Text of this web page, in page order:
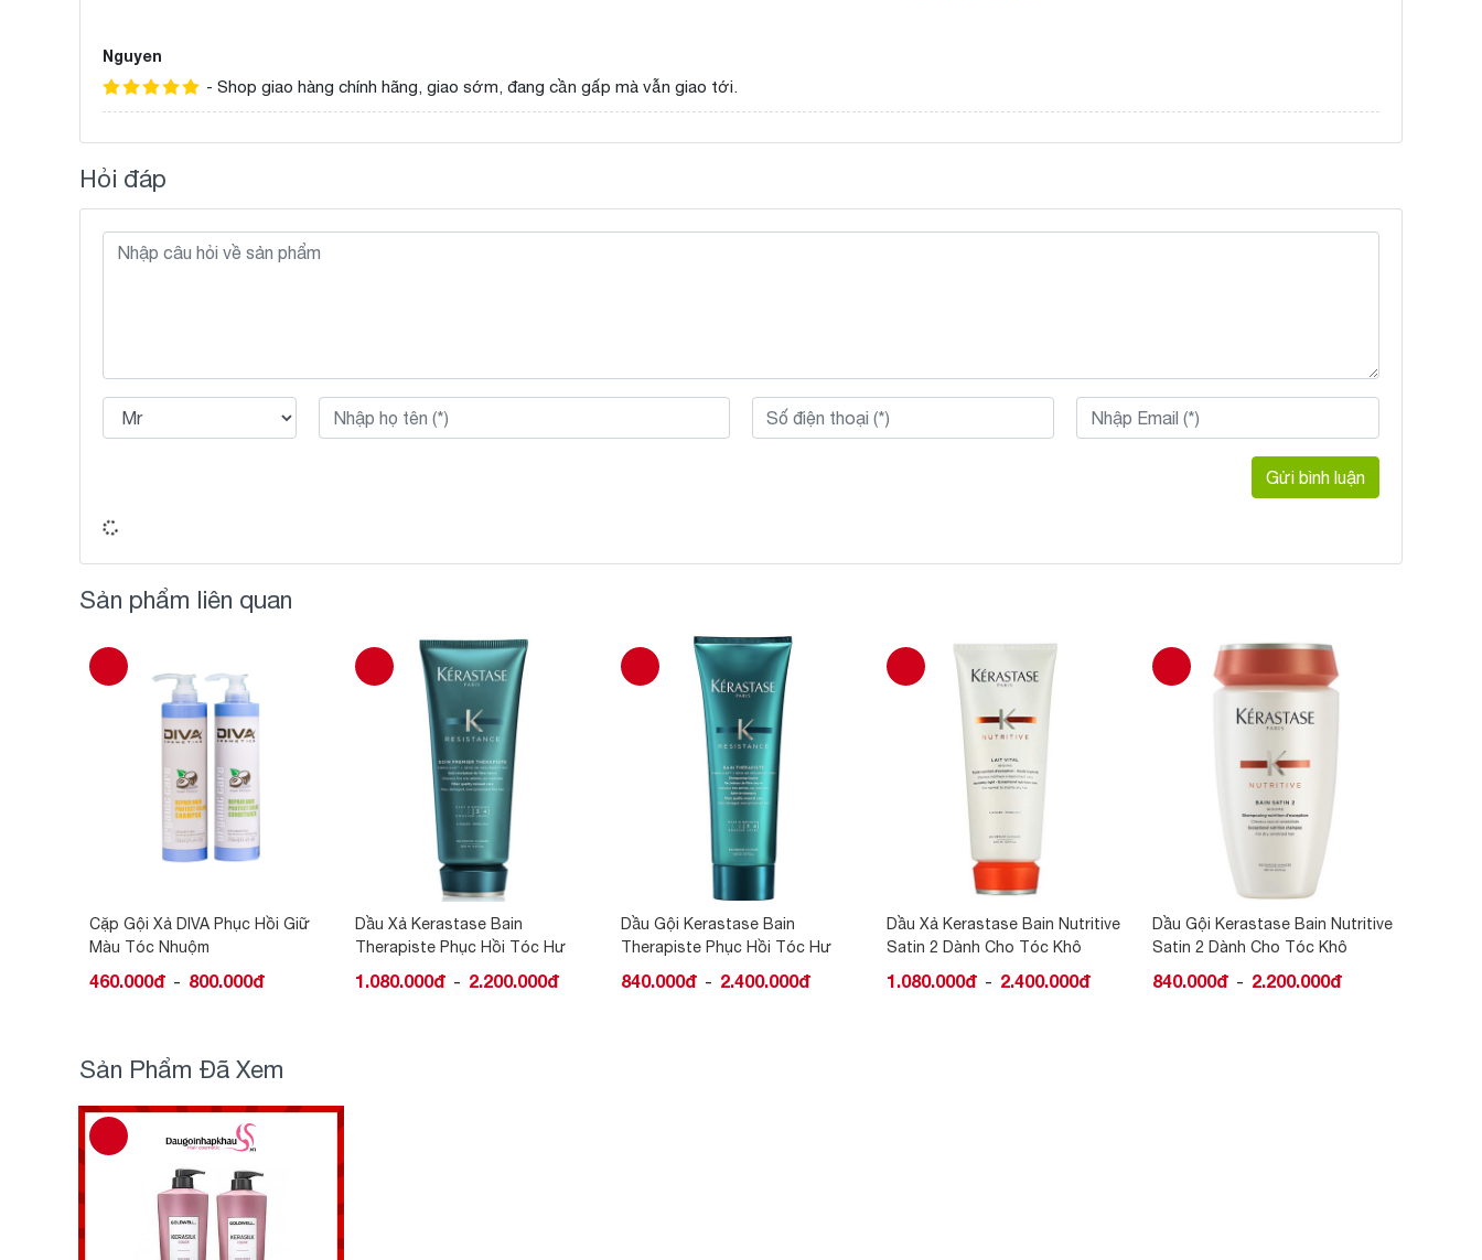
Nguyen
- Shop giao hàng chính hãng, giao sớm, đang cần gấp mà vẫn giao tới.
Hỏi đáp
Gửi bình luận
Sản phẩm liên quan
Dầu Xả Kerastase Bain
Therapiste Phục Hồi Tóc Hư
1.080.000đ - 2.200.000đ
Dầu Gội Kerastase Bain
Therapiste Phục Hồi Tóc Hư
840.000đ - 2.400.000đ
Dầu Xả Kerastase Bain Nutritive
Satin 2 Dành Cho Tóc Khô
1.080.000đ - 2.400.000đ
Dầu Gội Kerastase Bain Nutritive
Satin 2 Dành Cho Tóc Khô
840.000đ - 2.200.000đ
Dầu Gội Xả Kérastase Bain
Extensioniste Làm Dài Tóc
4.500.000đ
Sản Phẩm Đã Xem